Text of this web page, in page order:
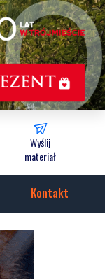
Wyślij
materiał
Kontakt